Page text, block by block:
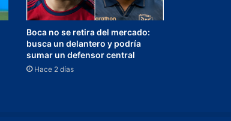
Boca no se retira del mercado:
busca un delantero y podría
sumar un defensor central
Hace 2 días